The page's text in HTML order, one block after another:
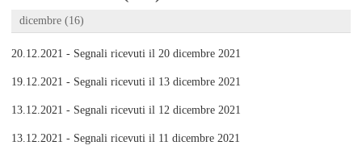
dicembre (16)
20.12.2021 - Segnali ricevuti il 20 dicembre 2021
19.12.2021 - Segnali ricevuti il 13 dicembre 2021
13.12.2021 - Segnali ricevuti il 12 dicembre 2021
13.12.2021 - Segnali ricevuti il 11 dicembre 2021